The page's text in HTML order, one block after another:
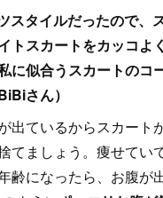
スタイルだったので、
トスカートをカッコよ
に似合うスカートのコ
さん）
出ているからスカート
てましょう。痩せてい
齢になったら、お腹が